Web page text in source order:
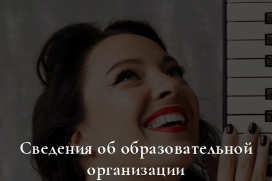
Сведения об образовательной
организации